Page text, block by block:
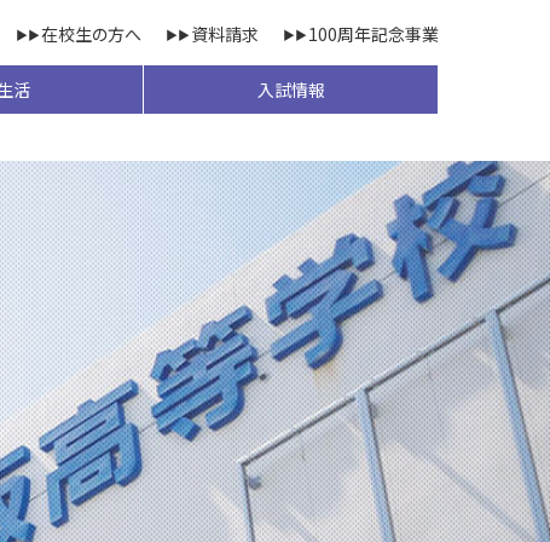
在校生の方へ 資料請求 100周年記念事業
活 入試情報